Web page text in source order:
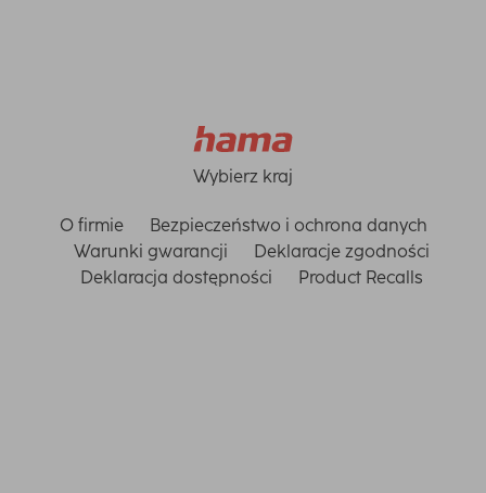
Wybierz kraj
O firmie
Bezpieczeństwo i ochrona danych
Warunki gwarancji
Deklaracje zgodności
Deklaracja dostępności
Product Recalls